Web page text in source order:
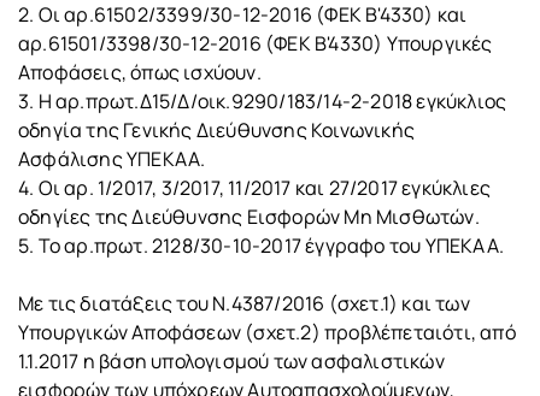
2. Οι αρ.61502/3399/30-12-2016 (ΦΕΚ Β'4330) και
αρ.61501/3398/30-12-2016 (ΦΕΚ Β'4330) Υπουργικές
Αποφάσεις, όπως ισχύουν.
3. Η αρ.πρωτ.Δ15/Δ/οικ.9290/183/14-2-2018 εγκύκλιος
οδηγία της Γενικής Διεύθυνσης Κοινωνικής
Ασφάλισης ΥΠΕΚΑΑ.
4. Οι αρ. 1/2017, 3/2017, 11/2017 και 27/2017 εγκύκλιες
οδηγίες της Διεύθυνσης Εισφορών Μη Μισθωτών.
5. Το αρ.πρωτ. 2128/30-10-2017 έγγραφο του ΥΠΕΚΑΑ.
Με τις διατάξεις του Ν.4387/2016 (σχετ.1) και των
Υπουργικών Αποφάσεων (σχετ.2) προβλέπεταιότι, από
1.1.2017 η βάση υπολογισμού των ασφαλιστικών
εισφορών των υπόχρεων Αυτοαπασχολούμενων,